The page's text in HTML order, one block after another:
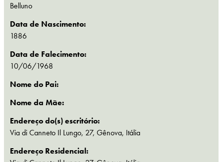
Belluno
Data de Nascimento:
1886
Data de Falecimento:
10/06/1968
Nome do Pai:
Nome da Mãe:
Endereço do(s) escritório:
Via di Canneto Il Lungo, 27, Gênova, Itália
Endereço Residencial: